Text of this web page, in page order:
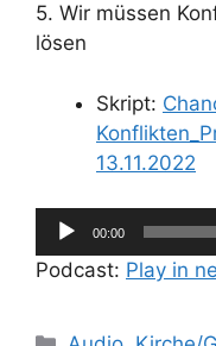
5. Wir müssen
lösen
Skript:
13.11.2022
Audio-
Player
00:00
Podcast: Play in
Kategorien